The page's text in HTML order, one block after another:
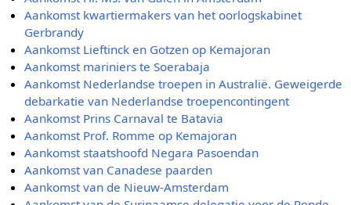
Aankomst kwartiermakers van het oorlogskabinet
Gerbrandy
Aankomst Lieftinck en Gotzen op Kemajoran
Aankomst mariniers te Soerabaja
Aankomst Nederlandse troepen in Australië. Geweigerde
debarkatie van Nederlandse troepencontingent
Aankomst Prins Carnaval te Batavia
Aankomst Prof. Romme op Kemajoran
Aankomst staatshoofd Negara Pasoendan
Aankomst van Canadese paarden
Aankomst van de Nieuw-Amsterdam